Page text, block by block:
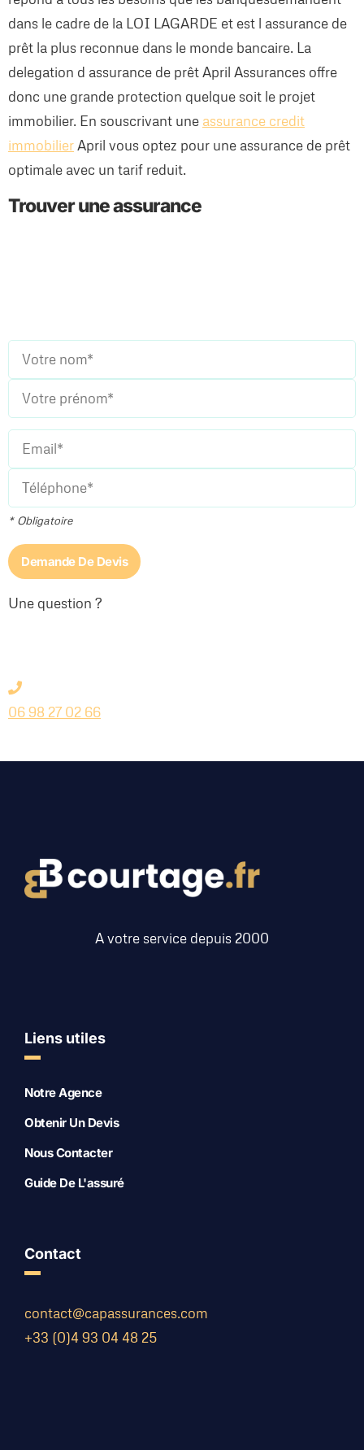
dans le cadre de la LOI LAGARDE et est l assurance de
prêt la plus reconnue dans le monde bancaire. La
delegation d assurance de prêt April Assurances offre
donc une grande protection quelque soit le projet
immobilier. En souscrivant une assurance credit
immobilierApril vous optez pour une assurance de prêt
optimale avec un tarif reduit.
Trouver une assurance
* Obligatoire
Une question ?
06 98 27 02 66
A votre service depuis 2000
Liens utiles
Notre Agence
Obtenir Un Devis
Nous Contacter
Guide De L'assuré
Contact
contact@capassurances.com
+33 (0)4 93 04 48 25